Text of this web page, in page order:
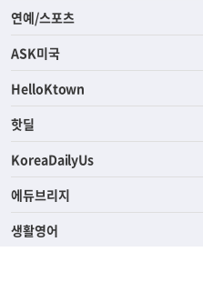
연예/스포츠
ASK미국
HelloKtown
핫딜
KoreaDailyUs
에듀브리지
생활영어